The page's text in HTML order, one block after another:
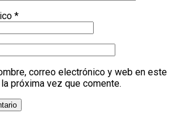
*
correo electrónico y web en este
próxima vez que comente.